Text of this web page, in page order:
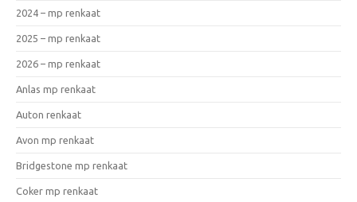
2024 – mp renkaat
2025 – mp renkaat
2026 – mp renkaat
Anlas mp renkaat
Auton renkaat
Avon mp renkaat
Bridgestone mp renkaat
Coker mp renkaat